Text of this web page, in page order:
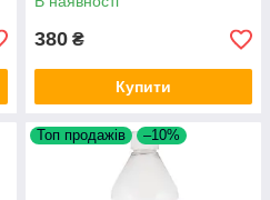
380 ₴
Купити
Топ продажів –10%